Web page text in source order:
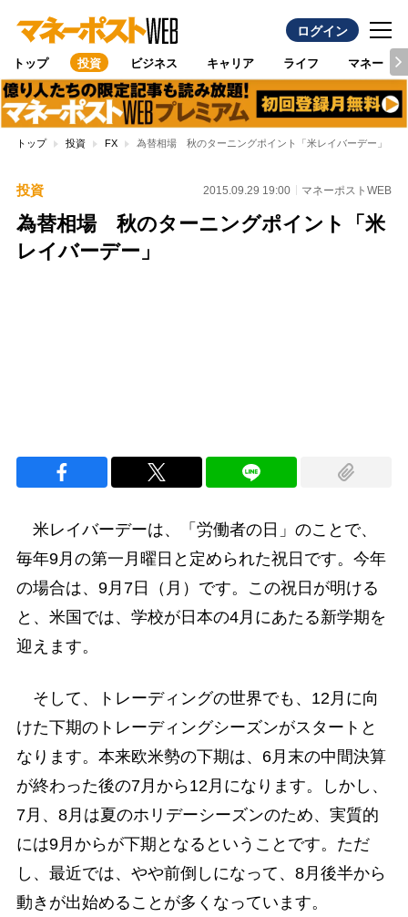
ログイン
トップ 投資 ビジネス キャリア ライフ マネー
トップ 投資 FX 為替相場 秋のターニングポイント「米レイバーデー」
投資 2015.09.29 19:00 マネーポストWEB
為替相場 秋のターニングポイント「米
レイバーデー」
米レイバーデーは、「労働者の日」のことで、
毎年9月の第一月曜日と定められた祝日です。今年
の場合は、9月7日（月）です。この祝日が明ける
と、米国では、学校が日本の4月にあたる新学期を
迎えます。
そして、トレーディングの世界でも、12月に向
けた下期のトレーディングシーズンがスタートと
なります。本来欧米勢の下期は、6月末の中間決算
が終わった後の7月から12月になります。しかし、
7月、8月は夏のホリデーシーズンのため、実質的
には9月からが下期となるということです。ただ
し、最近では、やや前倒しになって、8月後半から
動きが出始めることが多くなっています。